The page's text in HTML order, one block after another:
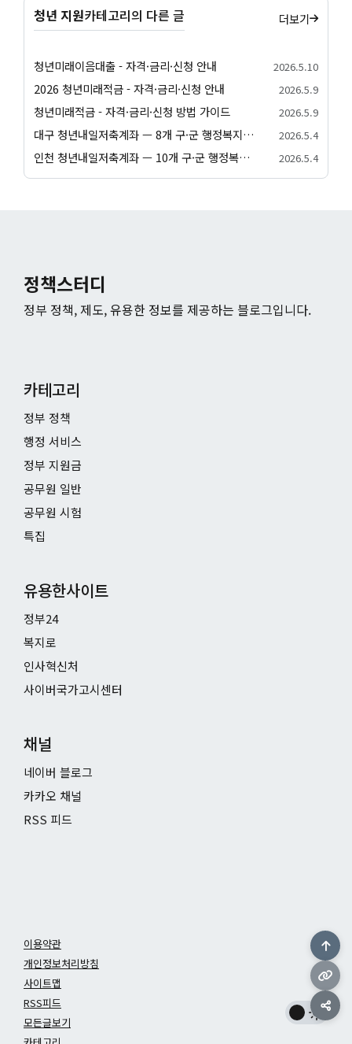
청년 지원카테고리의 다른 글 더보기
청년미래이음대출 - 자격·금리·신청 안내 2026.5.10
2026 청년미래적금 - 자격·금리·신청 안내 2026.5.9
청년미래적금 - 자격·금리·신청 방법 가이드 2026.5.9
대구 청년내일저축계좌 — 8개 구·군 행정복지센터 신청 방법 2026.5.4
인천 청년내일저축계좌 — 10개 구·군 행정복지센터 신청 방법 2026.5.4
정책스터디
정부 정책, 제도, 유용한 정보를 제공하는 블로그입니다.
카테고리
정부 정책
행정 서비스
정부 지원금
공무원 일반
공무원 시험
특집
유용한사이트
정부24
복지로
인사혁신처
사이버국가고시센터
채널
네이버 블로그
카카오 채널
RSS 피드
이용약관
개인정보처리방침
사이트맵
RSS피드
모든글보기